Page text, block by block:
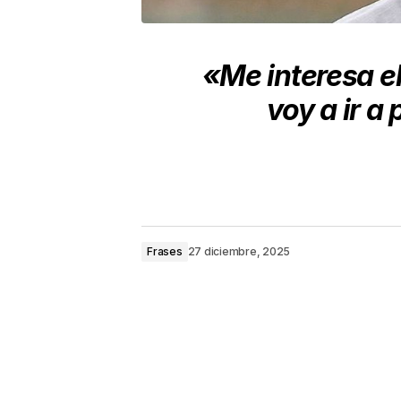
«Me interesa
voy a ir a
Frases 27 diciembre, 2025